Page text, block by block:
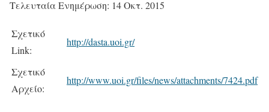
Τελευταία Ενημέρωση: 14 Οκτ. 2015
Σχετικό
Link:
http://dasta.uoi.gr/
Σχετικό
Αρχείο:
http://www.uoi.gr/files/news/attachments/7424.pdf